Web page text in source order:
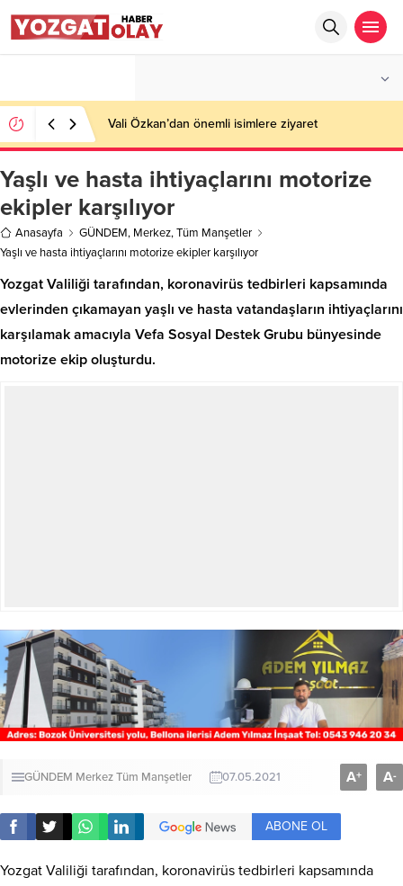
Vali Özkan’dan önemli isimlere ziyaret
Yaşlı ve hasta ihtiyaçlarını motorize
ekipler karşılıyor
Anasayfa GÜNDEM, Merkez,Tüm Manşetler
Yaşlı ve hasta ihtiyaçlarını motorize ekipler karşılıyor
Yozgat Valiliği tarafından, koronavirüs tedbirleri kapsamında
evlerinden çıkamayan yaşlı ve hasta vatandaşların ihtiyaçlarını
karşılamak amacıyla Vefa Sosyal Destek Grubu bünyesinde
motorize ekip oluşturdu.
GÜNDEM MerkezTüm Manşetler 07.05.2021 A+ A-
ABONE OL
Yozgat Valiliği tarafından, koronavirüs tedbirleri kapsamında